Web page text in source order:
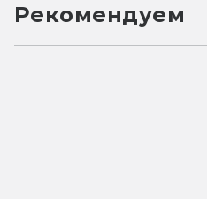
Рекомендуем